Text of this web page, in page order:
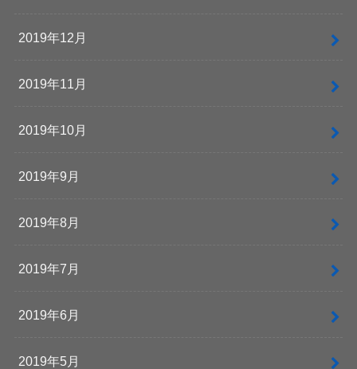
2019年12月
2019年11月
2019年10月
2019年9月
2019年8月
2019年7月
2019年6月
2019年5月